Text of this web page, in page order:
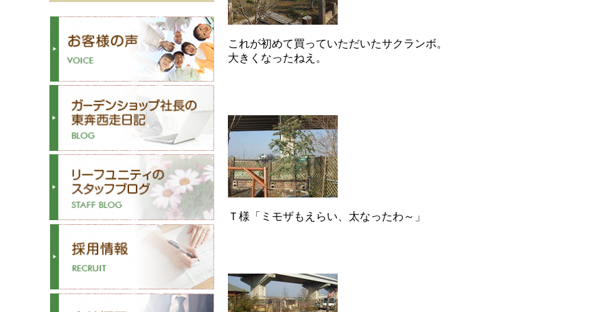
これが初めて買っていただいたサクランボ。
大きくなったねえ。
Ｔ様「ミモザもえらい、太なったわ～」